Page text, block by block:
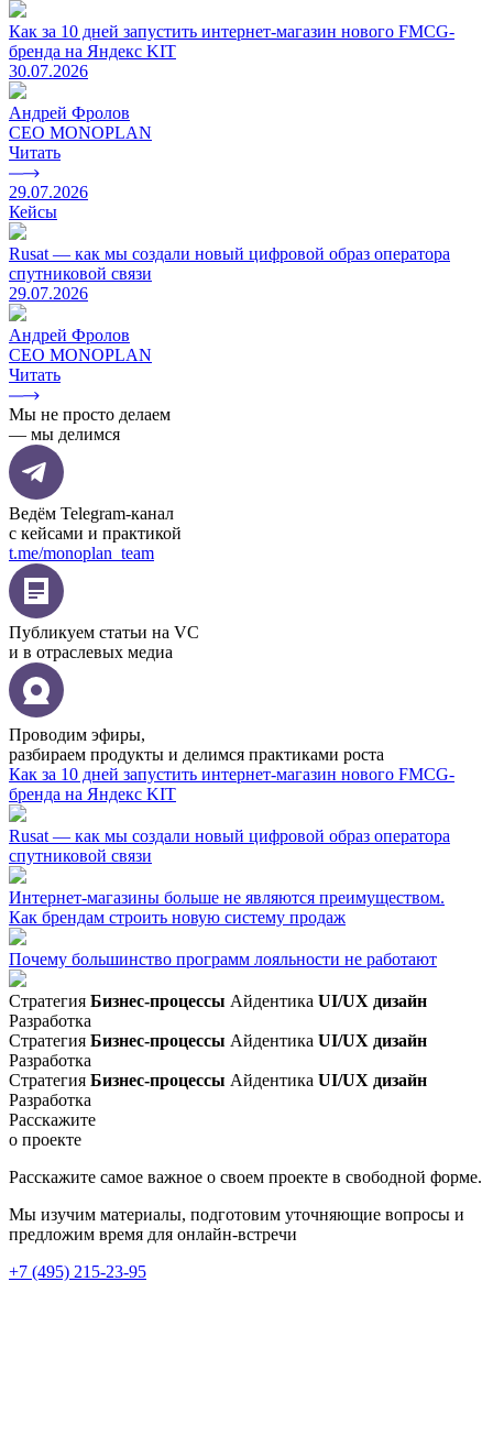
Как за 10 дней запустить интернет-магазин нового FMCG-
бренда на Яндекс KIT
30.07.2026
Андрей Фролов
CEO MONOPLAN
Читать
29.07.2026
Кейсы
Rusat — как мы создали новый цифровой образ оператора
спутниковой связи
29.07.2026
Андрей Фролов
CEO MONOPLAN
Читать
Мы не просто делаем
— мы делимся
Ведём Telegram-канал
с кейсами и практикой
t.me/monoplan_team
Публикуем статьи на VC
и в отраслевых медиа
Проводим эфиры,
разбираем продукты и делимся практиками роста
Как за 10 дней запустить интернет-магазин нового FMCG-
бренда на Яндекс KIT
Rusat — как мы создали новый цифровой образ оператора
спутниковой связи
Интернет‑магазины больше не являются преимуществом.
Как брендам строить новую систему продаж
Почему большинство программ лояльности не работают
Стратегия Бизнес-процессы Айдентика UI/UX дизайн
Разработка
Стратегия Бизнес-процессы Айдентика UI/UX дизайн
Разработка
Стратегия Бизнес-процессы Айдентика UI/UX дизайн
Разработка
Расскажите
о проекте
Расскажите самое важное о своем проекте в свободной форме.
Мы изучим материалы, подготовим уточняющие вопросы и
предложим время для онлайн-встречи
+7 (495) 215-23-95